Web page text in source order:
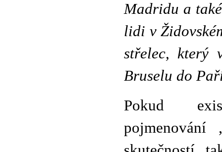
Madridu a
lidi v
střelec, který
Bruselu do
Pokud